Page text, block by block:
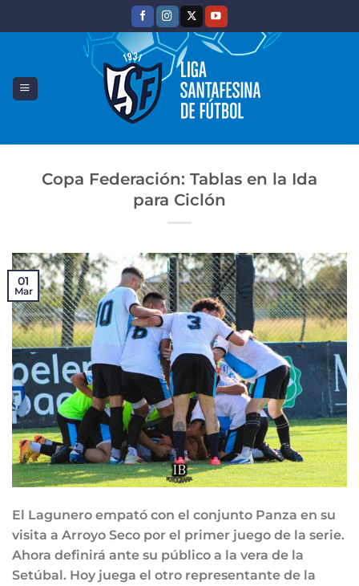
Copa Federación: Tablas en la Ida
para Ciclón
01
Mar
El Lagunero empató con el conjunto Panza en su
visita a Arroyo Seco por el primer juego de la serie.
Ahora definirá ante su público a la vera de la
Setúbal. Hoy juega el otro representante de la